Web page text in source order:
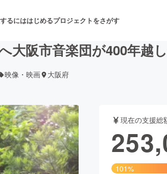
るにははじめるプロジェクトをさがす
舞台・パフォーマンス
フード・飲食店
大阪市音楽団が400年越
映像・映画 大阪府
現在の支援総
101%